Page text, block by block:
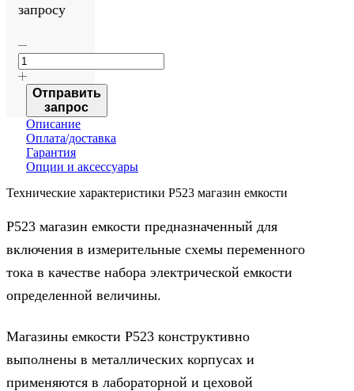
запросу
Количество
Р523
магазин
емкости
Отправить
запрос
Описание
Оплата/доставка
Гарантия
Опции и аксессуары
Технические характеристики Р523 магазин емкости
Р523 магазин емкости предназначенный для
включения в измерительные схемы переменного
тока в качестве набора электрической емкости
определенной величины.
Магазины емкости Р523 конструктивно
выполнены в металлических корпусах и
применяются в лабораторной и цеховой